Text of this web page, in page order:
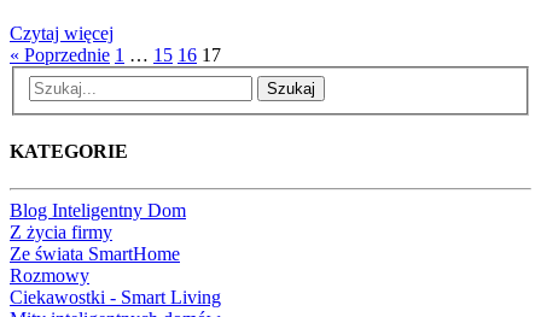
Czytaj więcej
« Poprzednie 1 … 15 16 17
Szukaj
KATEGORIE
Blog Inteligentny Dom
Z życia firmy
Ze świata SmartHome
Rozmowy
Ciekawostki - Smart Living